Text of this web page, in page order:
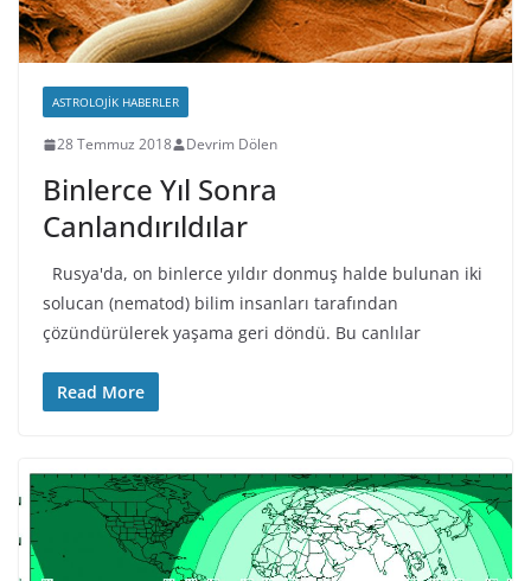
ASTROLOJIK HABERLER
28 Temmuz 2018 Devrim Dölen
Binlerce Yıl Sonra
Canlandırıldılar
Rusya'da, on binlerce yıldır donmuş halde bulunan iki
solucan (nematod) bilim insanları tarafından
çözündürülerek yaşama geri döndü. Bu canlılar
Read More